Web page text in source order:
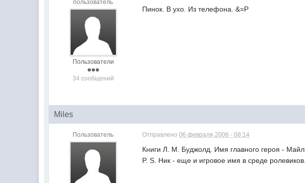
пользователь
Пользователи
34 сообщений
Пинок. В ухо. Из телефона. &=P
Miles
Пользователь Отправлено06 февраля 2006 - 08:14
Книги Л. М. Буджолд. Имя главного героя -
P. S. Ник - еще и игровое имя в среде ролевиков.